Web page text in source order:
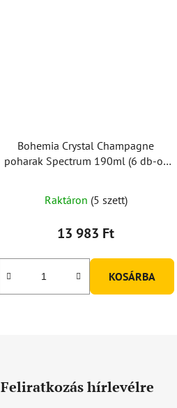
Bohemia Crystal Champagne
poharak Spectrum 190ml (6 db-os
Raktáron (5 szett)
13 983 Ft
KOSÁRBA
Feliratkozás hírlevélre